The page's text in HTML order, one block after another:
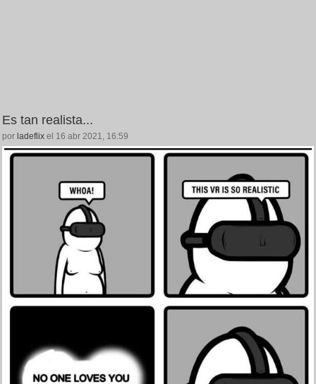
Es tan realista...
por ladeflix el 16 abr 2021, 16:59